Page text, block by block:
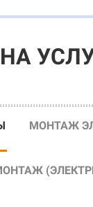
МОНТАЖ